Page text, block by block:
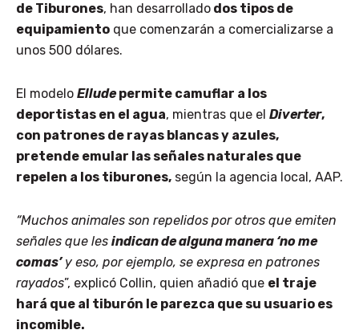
de Tiburones, han desarrollado dos tipos de
equipamiento que comenzarán a comercializarse a
unos 500 dólares.
El modelo Elludepermite camuflar a los
deportistas en el agua, mientras que el Diverter,
con patrones de rayas blancas y azules,
pretende emular las señales naturales que
repelen a los tiburones, según la agencia local, AAP.
“Muchos animales son repelidos por otros que emiten
señales que les indican de alguna manera ‘no me
comas’y eso, por ejemplo, se expresa en patrones
rayados”, explicó Collin, quien añadió que el traje
hará que al tiburón le parezca que su usuario es
incomible.